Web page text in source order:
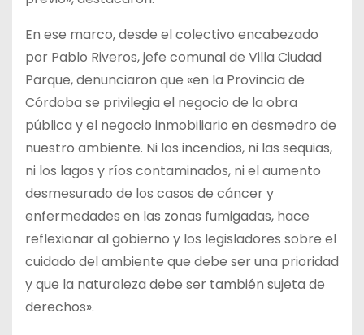
En ese marco, desde el colectivo encabezado
por Pablo Riveros, jefe comunal de Villa Ciudad
Parque, denunciaron que «en la Provincia de
Córdoba se privilegia el negocio de la obra
pública y el negocio inmobiliario en desmedro de
nuestro ambiente. Ni los incendios, ni las sequias,
ni los lagos y ríos contaminados, ni el aumento
desmesurado de los casos de cáncer y
enfermedades en las zonas fumigadas, hace
reflexionar al gobierno y los legisladores sobre el
cuidado del ambiente que debe ser una prioridad
y que la naturaleza debe ser también sujeta de
derechos».